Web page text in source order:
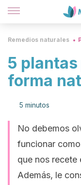
Remedios naturales
5
forma
5 minutos
No debemos
funcionar
que nos recete
Además, le